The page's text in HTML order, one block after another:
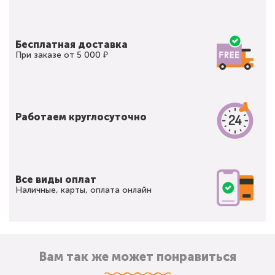
Бесплатная доставка
При заказе от 5 000 ₽
Работаем круглосуточно
Все виды оплат
Наличные, карты, оплата онлайн
Вам так же может понравиться